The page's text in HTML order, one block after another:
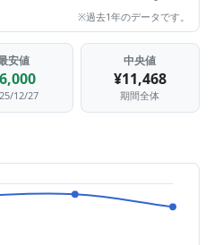
※過去1年のデータです。
安値
12/27
中央値
¥11,468
期間全体